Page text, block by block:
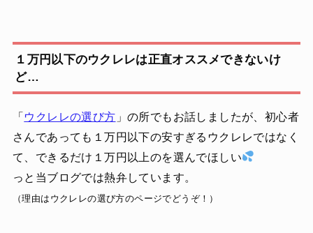
１万円以下のウクレレは正直オススメできないけ
ど…
「ウクレレの選び方 」の所でもお話しましたが、初心者
さんであっても１万円以下の安すぎるウクレレではなく
て、できるだけ１万円以上のを選んでほしい
っと当ブログでは熱弁しています。
（理由はウクレレの選び方のページでどうぞ！）